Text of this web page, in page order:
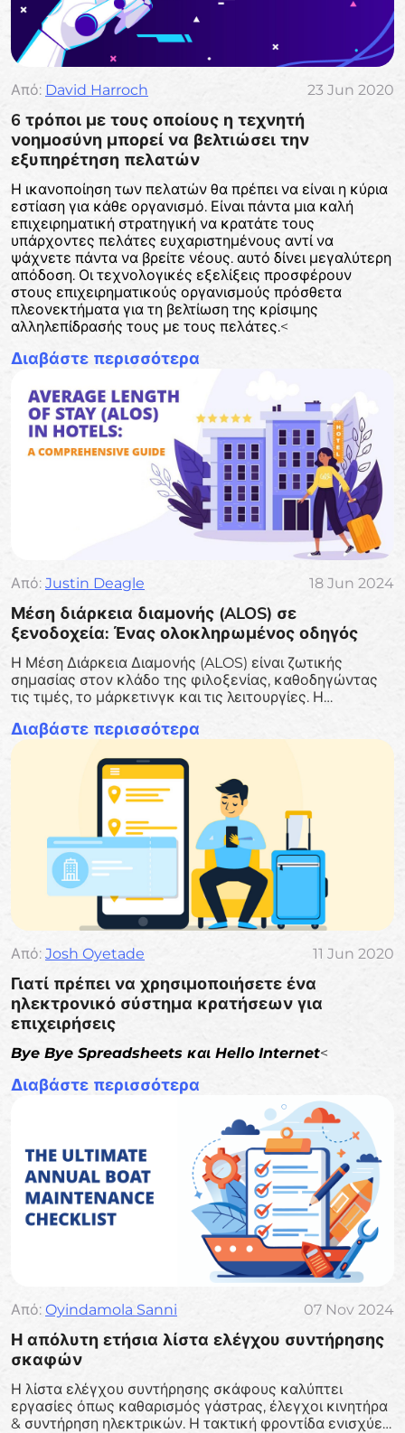
Από: David Harroch 23 Jun 2020
6 τρόποι με τους οποίους η τεχνητή
νοημοσύνη μπορεί να βελτιώσει την
εξυπηρέτηση πελατών
Η ικανοποίηση των πελατών θα πρέπει να είναι η κύρια
εστίαση για κάθε οργανισμό. Είναι πάντα μια καλή
επιχειρηματική στρατηγική να κρατάτε τους
υπάρχοντες πελάτες ευχαριστημένους αντί να
ψάχνετε πάντα να βρείτε νέους. αυτό δίνει μεγαλύτερη
απόδοση. Οι τεχνολογικές εξελίξεις προσφέρουν
στους επιχειρηματικούς οργανισμούς πρόσθετα
πλεονεκτήματα για τη βελτίωση της κρίσιμης
αλληλεπίδρασής τους με τους πελάτες.<
Διαβάστε περισσότερα
Από: Justin Deagle 18 Jun 2024
Μέση διάρκεια διαμονής (ALOS) σε
ξενοδοχεία: Ένας ολοκληρωμένος οδηγός
Η Μέση Διάρκεια Διαμονής (ALOS) είναι ζωτικής
σημασίας στον κλάδο της φιλοξενίας, καθοδηγώντας
τις τιμές, το μάρκετινγκ και τις λειτουργίες. Η
έσοδα και να βελτιώσει την ικανοποίηση των
επισκεπτών.
Διαβάστε περισσότερα
Από: Josh Oyetade 11 Jun 2020
Γιατί πρέπει να χρησιμοποιήσετε ένα
ηλεκτρονικό σύστημα κρατήσεων για
επιχειρήσεις
Bye Bye Spreadsheets και Hello Internet<
Διαβάστε περισσότερα
Από: Oyindamola Sanni 07 Nov 2024
Η απόλυτη ετήσια λίστα ελέγχου συντήρησης
σκαφών
Η λίστα ελέγχου συντήρησης σκάφους καλύπτει
εργασίες όπως καθαρισμός γάστρας, έλεγχοι κινητήρα
& συντήρηση ηλεκτρικών. Η τακτική φροντίδα ενισχύει